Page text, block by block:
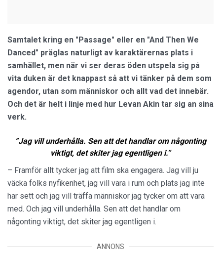
Samtalet kring en "Passage" eller en "And Then We
Danced" präglas naturligt av karaktärernas plats i
samhället, men när vi ser deras öden utspela sig på
vita duken är det knappast så att vi tänker på dem som
agendor, utan som människor och allt vad det innebär.
Och det är helt i linje med hur Levan Akin tar sig an sina
verk.
”Jag vill underhålla. Sen att det handlar om någonting
viktigt, det skiter jag egentligen i.”
– Framför allt tycker jag att film ska engagera. Jag vill ju
väcka folks nyfikenhet, jag vill vara i rum och plats jag inte
har sett och jag vill träffa människor jag tycker om att vara
med. Och jag vill underhålla. Sen att det handlar om
någonting viktigt, det skiter jag egentligen i.
ANNONS